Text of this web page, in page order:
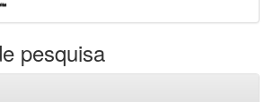
pesquisa